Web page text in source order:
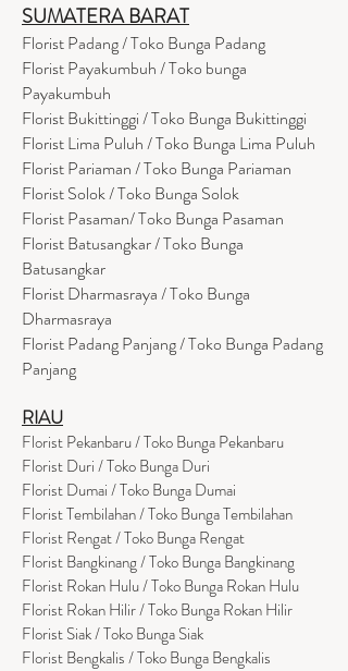
SUMATERA BARAT
Florist Padang / Toko Bunga Padang
Florist Payakumbuh / Toko bunga
Payakumbuh
Florist Bukittinggi / Toko Bunga Bukittinggi
Florist Lima Puluh / Toko Bunga Lima Puluh
Florist Pariaman / Toko Bunga Pariaman
Florist Solok / Toko Bunga Solok
Florist Pasaman/ Toko Bunga Pasaman
Florist Batusangkar / Toko Bunga
Batusangkar
Florist Dharmasraya / Toko Bunga
Dharmasraya
Florist Padang Panjang / Toko Bunga Padang
Panjang
RIAU
Florist Pekanbaru / Toko Bunga Pekanbaru
Florist Duri / Toko Bunga Duri
Florist Dumai / Toko Bunga Dumai
Florist Tembilahan / Toko Bunga Tembilahan
Florist Rengat / Toko Bunga Rengat
Florist Bangkinang / Toko Bunga Bangkinang
Florist Rokan Hulu / Toko Bunga Rokan Hulu
Florist Rokan Hilir / Toko Bunga Rokan Hilir
Florist Siak / Toko Bunga Siak
Florist Bengkalis / Toko Bunga Bengkalis